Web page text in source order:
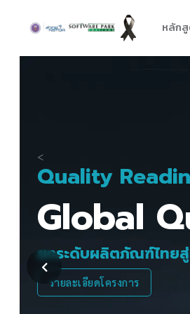
หลัก
ทยสู่มาตรฐานโลก ด้วยโค